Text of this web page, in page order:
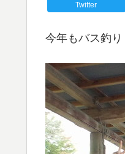
Twitter
今年もバス釣り